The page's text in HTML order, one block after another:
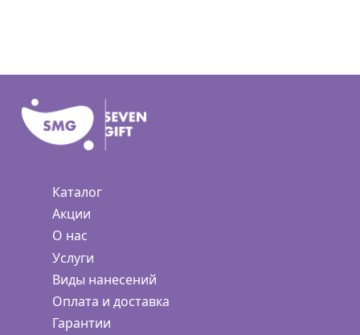
Каталог
Акции
О нас
Услуги
Виды нанесений
Оплата и доставка
Гарантии